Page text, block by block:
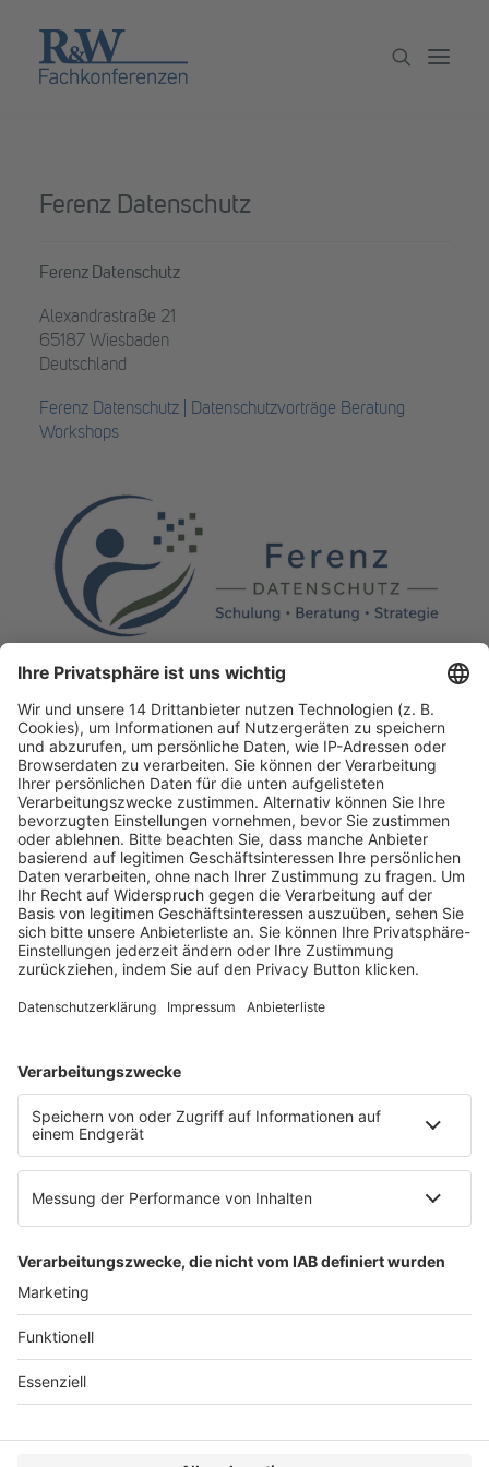
Partner werden
Ferenz Datenschutz
Ferenz Datenschutz
Alexandrastraße 21
65187 Wiesbaden
Deutschland
Ferenz Datenschutz | Datenschutzvorträge Beratung
Workshops
Fachmedien Recht und Wirtschaft
Ein Fachbereich der
dfv Mediengruppe
Mainzer Landstr. 251
60326 Frankfurt am Main
E-Mail:info@ruw.de
Web:https://www.ruw.de
AGB
Datenschutzerklärung
Genderhinweis
Cookie-Einstellungen